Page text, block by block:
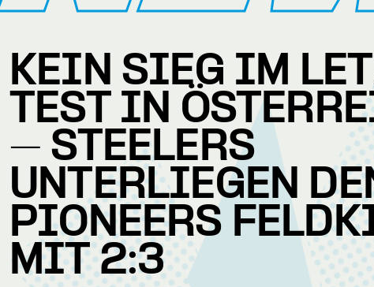
KEIN SIEG IM
TEST IN
– STEELERS
UNTERLIEGEN
PIONEERS
MIT 2:3